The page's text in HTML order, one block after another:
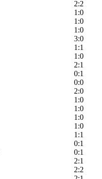
2:2
1:0
1:0
1:0
3:0
1:1
1:0
2:1
0:1
0:0
2:0
1:0
1:0
1:0
1:0
1:1
0:1
0:1
2:1
2:2